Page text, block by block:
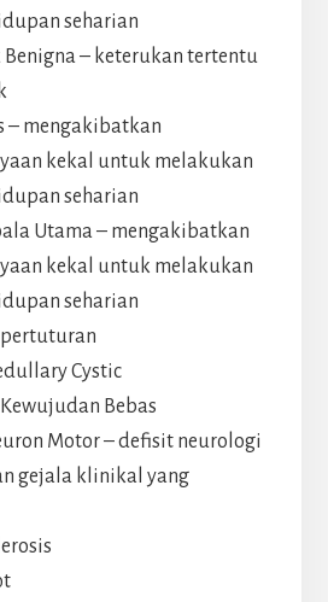
seharian
Benigna – keterukan tertentu
– mengakibatkan
kekal untuk melakukan
seharian
Utama – mengakibatkan
kekal untuk melakukan
seharian
Cystic
Bebas
Motor – defisit neurologi
gejala klinikal yang